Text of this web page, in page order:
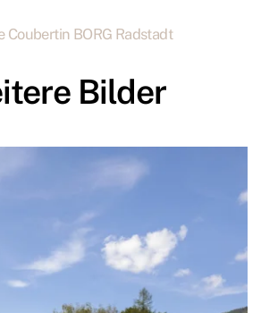
Coubertin BORG Radstadt
Bilder